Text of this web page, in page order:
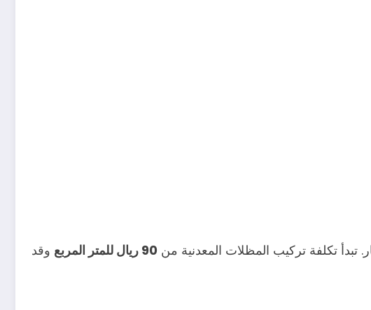
تبدأ تكلفة تركيب المظلات المعدنية من 90 ريال للمتر المربع
وقد